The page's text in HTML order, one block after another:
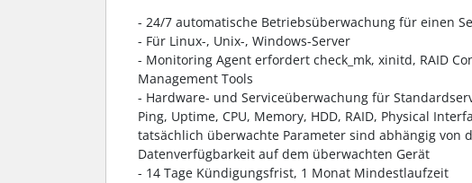
- 24/7 automatische Betriebsüberwachung für einen
- Für Linux-, Unix-, Windows-Server
- Monitoring Agent erfordert check_mk, xinitd, RAID
Management Tools
- Hardware- und Serviceüberwachung für
Ping, Uptime, CPU, Memory, HDD, RAID, Physical
tatsächlich überwachte Parameter sind abhängig von
Datenverfügbarkeit auf dem überwachten Gerät
- 14 Tage Kündigungsfrist, 1 Monat Mindestlaufzeit